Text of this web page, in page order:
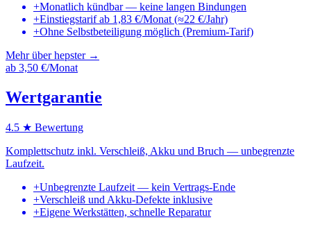
+Monatlich kündbar — keine langen Bindungen
+Einstiegstarif ab 1,83 €/Monat (≈22 €/Jahr)
+Ohne Selbstbeteiligung möglich (Premium-Tarif)
Mehr überhepster→
ab 3,50 €/Monat
Wertgarantie
4.5 ★ Bewertung
Komplettschutz inkl. Verschleiß, Akku und Bruch — unbegrenzte
Laufzeit.
+Unbegrenzte Laufzeit — kein Vertrags-Ende
+Verschleiß und Akku-Defekte inklusive
+Eigene Werkstätten, schnelle Reparatur